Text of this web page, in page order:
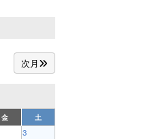
次月
金 土
3